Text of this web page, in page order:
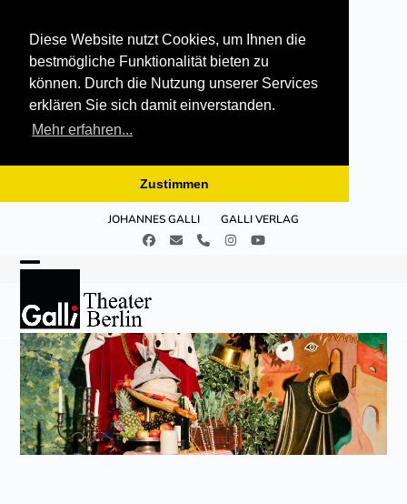
Diese Website nutzt Cookies, um Ihnen die
bestmögliche Funktionalität bieten zu
können. Durch die Nutzung unserer Services
erklären Sie sich damit einverstanden.
Mehr erfahren...
Zustimmen
JOHANNES GALLI GALLI VERLAG
Facebook
E- TelefonInstagramYouTube
mobile
menu
mobile
menu